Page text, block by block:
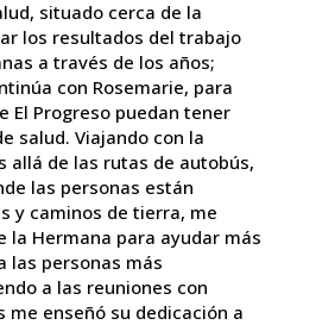
situado cerca de la
los resultados del trabajo
a través de los años;
con Rosemarie, para
El Progreso puedan tener
salud. Viajando con la
allá de las rutas de autobús,
las personas están
y caminos de tierra, me
la Hermana para ayudar más
las personas más
a las reuniones con
me enseñó su dedicación a